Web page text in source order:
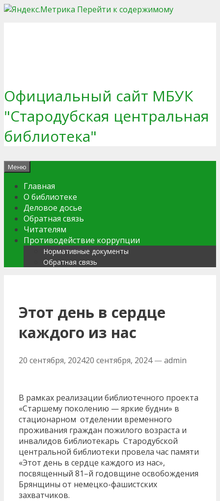
Перейти к содержимому
Официальный сайт МБУК
"Стародубская центральная
библиотека"
Меню
Главная
О библиотеке
Деловое досье
Обратная связь
Читателям
Противодействие коррупции
Нормативные документы
Обратная связь
Этот день в сердце
каждого из нас
20 сентября, 202420 сентября, 2024 —admin
В рамках реализации библиотечного проекта
«Старшему поколению — яркие будни» в
стационарном отделении временного
проживания граждан пожилого возраста и
инвалидов библиотекарь Стародубской
центральной библиотеки провела час памяти
«Этот день в сердце каждого из нас»,
посвященный 81–й годовщине освобождения
Брянщины от немецко-фашистских
захватчиков.